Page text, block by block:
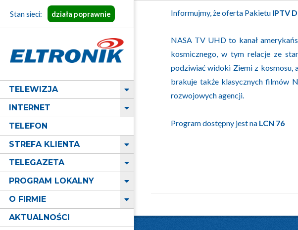
Stan sieci: działa poprawnie
ELTRONIK
Primary
Navigation
TELEWIZJA
INTERNET
TELEFON
STREFA KLIENTA
TELEGAZETA
PROGRAM LOKALNY
O FIRMIE
AKTUALNOŚCI
Informujmy, że oferta Pakietu IPTV
NASA TV UHD to kanał
kosmicznego, w tym relacje ze
podziwiać widoki Ziemi z kosmosu,
brakuje także klasycznych filmów
rozwojowych agencji.
Program dostępny jest na LCN 76
12-